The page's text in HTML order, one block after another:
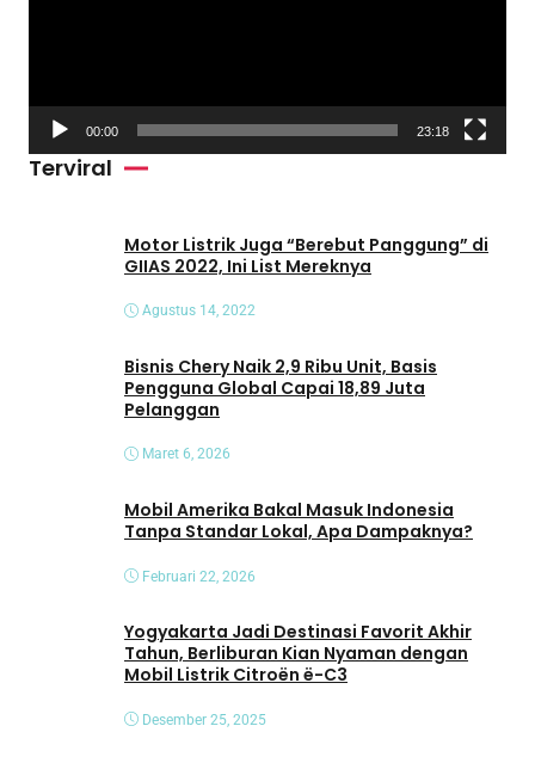
d
00:00 23:18
Terviral
Motor Listrik Juga “Berebut Panggung” di
GIIAS 2022, Ini List Mereknya
Agustus 14, 2022
Bisnis Chery Naik 2,9 Ribu Unit, Basis
Pengguna Global Capai 18,89 Juta
Pelanggan
Maret 6, 2026
Mobil Amerika Bakal Masuk Indonesia
Tanpa Standar Lokal, Apa Dampaknya?
Februari 22, 2026
Yogyakarta Jadi Destinasi Favorit Akhir
Tahun, Berliburan Kian Nyaman dengan
Mobil Listrik Citroën ë-C3
Desember 25, 2025